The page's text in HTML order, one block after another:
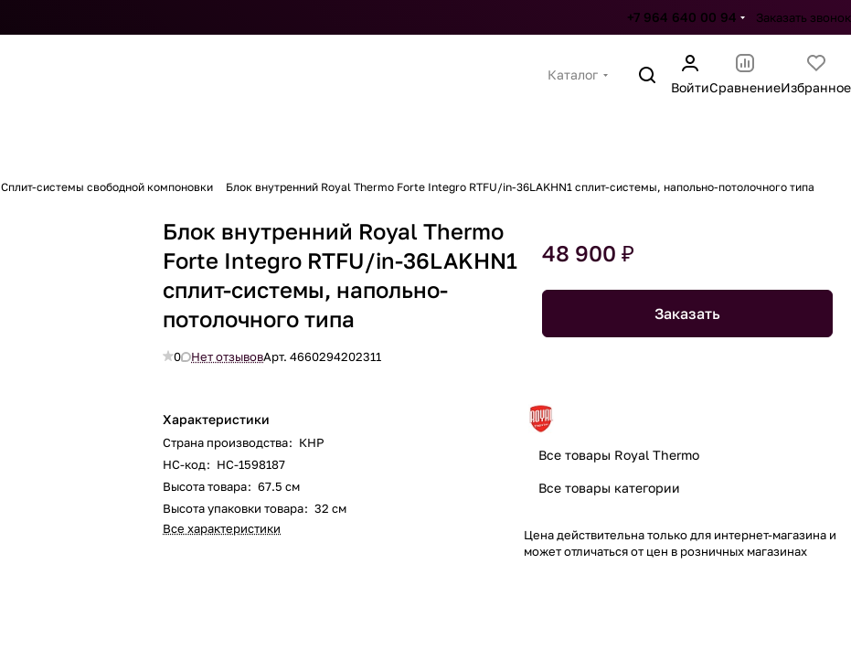
+7 964 640 00 94 Заказать звонок
Каталог
ВойтиСравнениеИзбранное
Сплит-системы свободной компоновки Блок внутренний Royal Thermo Forte Integro RTFU/in-36LAKHN1 сплит-системы, напольно-потолочного типа
Блок внутренний Royal Thermo
Forte Integro RTFU/in-36LAKHN1
сплит-системы, напольно-
потолочного типа
0 Нет отзывовАрт.4660294202311
Характеристики
Страна производства: КНР
НС-код: НС-1598187
Высота товара: 67.5 см
Высота упаковки товара: 32 см
Все характеристики
48 900 ₽
Заказать
Все товары Royal Thermo
Все товары категории
Цена действительна только для интернет-магазина и
может отличаться от цен в розничных магазинах